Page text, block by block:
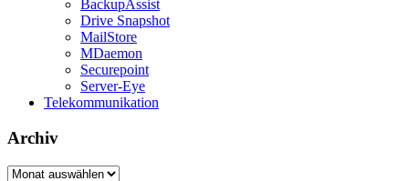
BackupAssist
Drive Snapshot
MailStore
MDaemon
Securepoint
Server-Eye
Telekommunikation
Archiv
Archiv